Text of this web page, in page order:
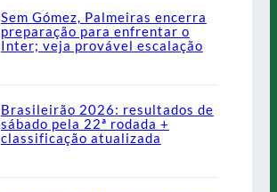
Sem Gómez, Palmeiras encerra
preparação para enfrentar o
Inter; veja provável escalação
Brasileirão 2026: resultados de
sábado pela 22ª rodada +
classificação atualizada